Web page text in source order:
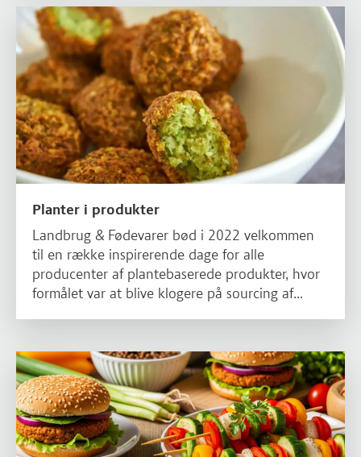
Læs mere om Planter i produkter
Planter i produkter
Landbrug & Fødevarer bød i 2022 velkommen
til en række inspirerende dage for alle
producenter af plantebaserede produkter, hvor
formålet var at blive klogere på sourcing af
Læs mere om Plantebaserede alternativer til kød og mejeri